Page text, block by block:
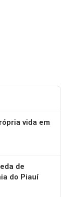
vida em
de
do Piauí